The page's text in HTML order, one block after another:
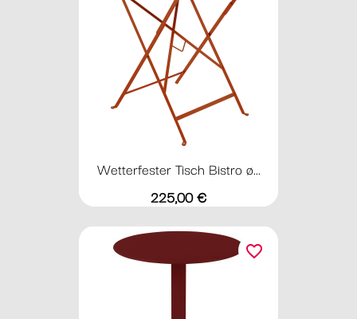
Wetterfester Tisch Bistro ø...
Preis
225,00 €
favorite_border